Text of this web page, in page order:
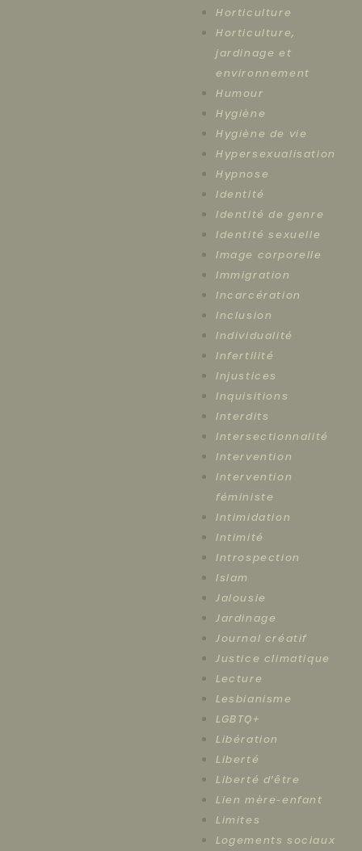
Horticulture
Horticulture,
jardinage et
environnement
Humour
Hygiène
Hygiène de vie
Hypersexualisation
Hypnose
Identité
Identité de genre
Identité sexuelle
Image corporelle
Immigration
Incarcération
Inclusion
Individualité
Infertilité
Injustices
Inquisitions
Interdits
Intersectionnalité
Intervention
Intervention
féministe
Intimidation
Intimité
Introspection
Islam
Jalousie
Jardinage
Journal créatif
Justice climatique
Lecture
Lesbianisme
LGBTQ+
Libération
Liberté
Liberté d'être
Lien mère-enfant
Limites
Logements sociaux